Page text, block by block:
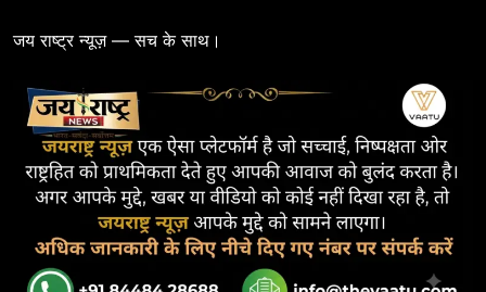
जय राष्ट्र न्यूज़ — सच के साथ।